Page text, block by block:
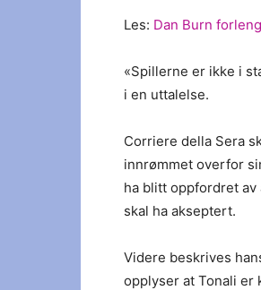
Les: Dan Burn
«Spillerne er ikke i
i en uttalelse.
Corriere della Sera
innrømmet overfor
ha blitt oppfordret
skal ha akseptert.
Videre beskrives
opplyser at Tonali er